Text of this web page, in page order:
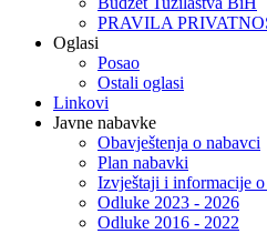
PRAVILA
Oglasi
Posao
Ostali oglasi
Linkovi
Javne nabavke
Obavještenja o nabavci
Plan nabavki
Izvještaji i informacije o
Odluke 2023 - 2026
Odluke 2016 - 2022